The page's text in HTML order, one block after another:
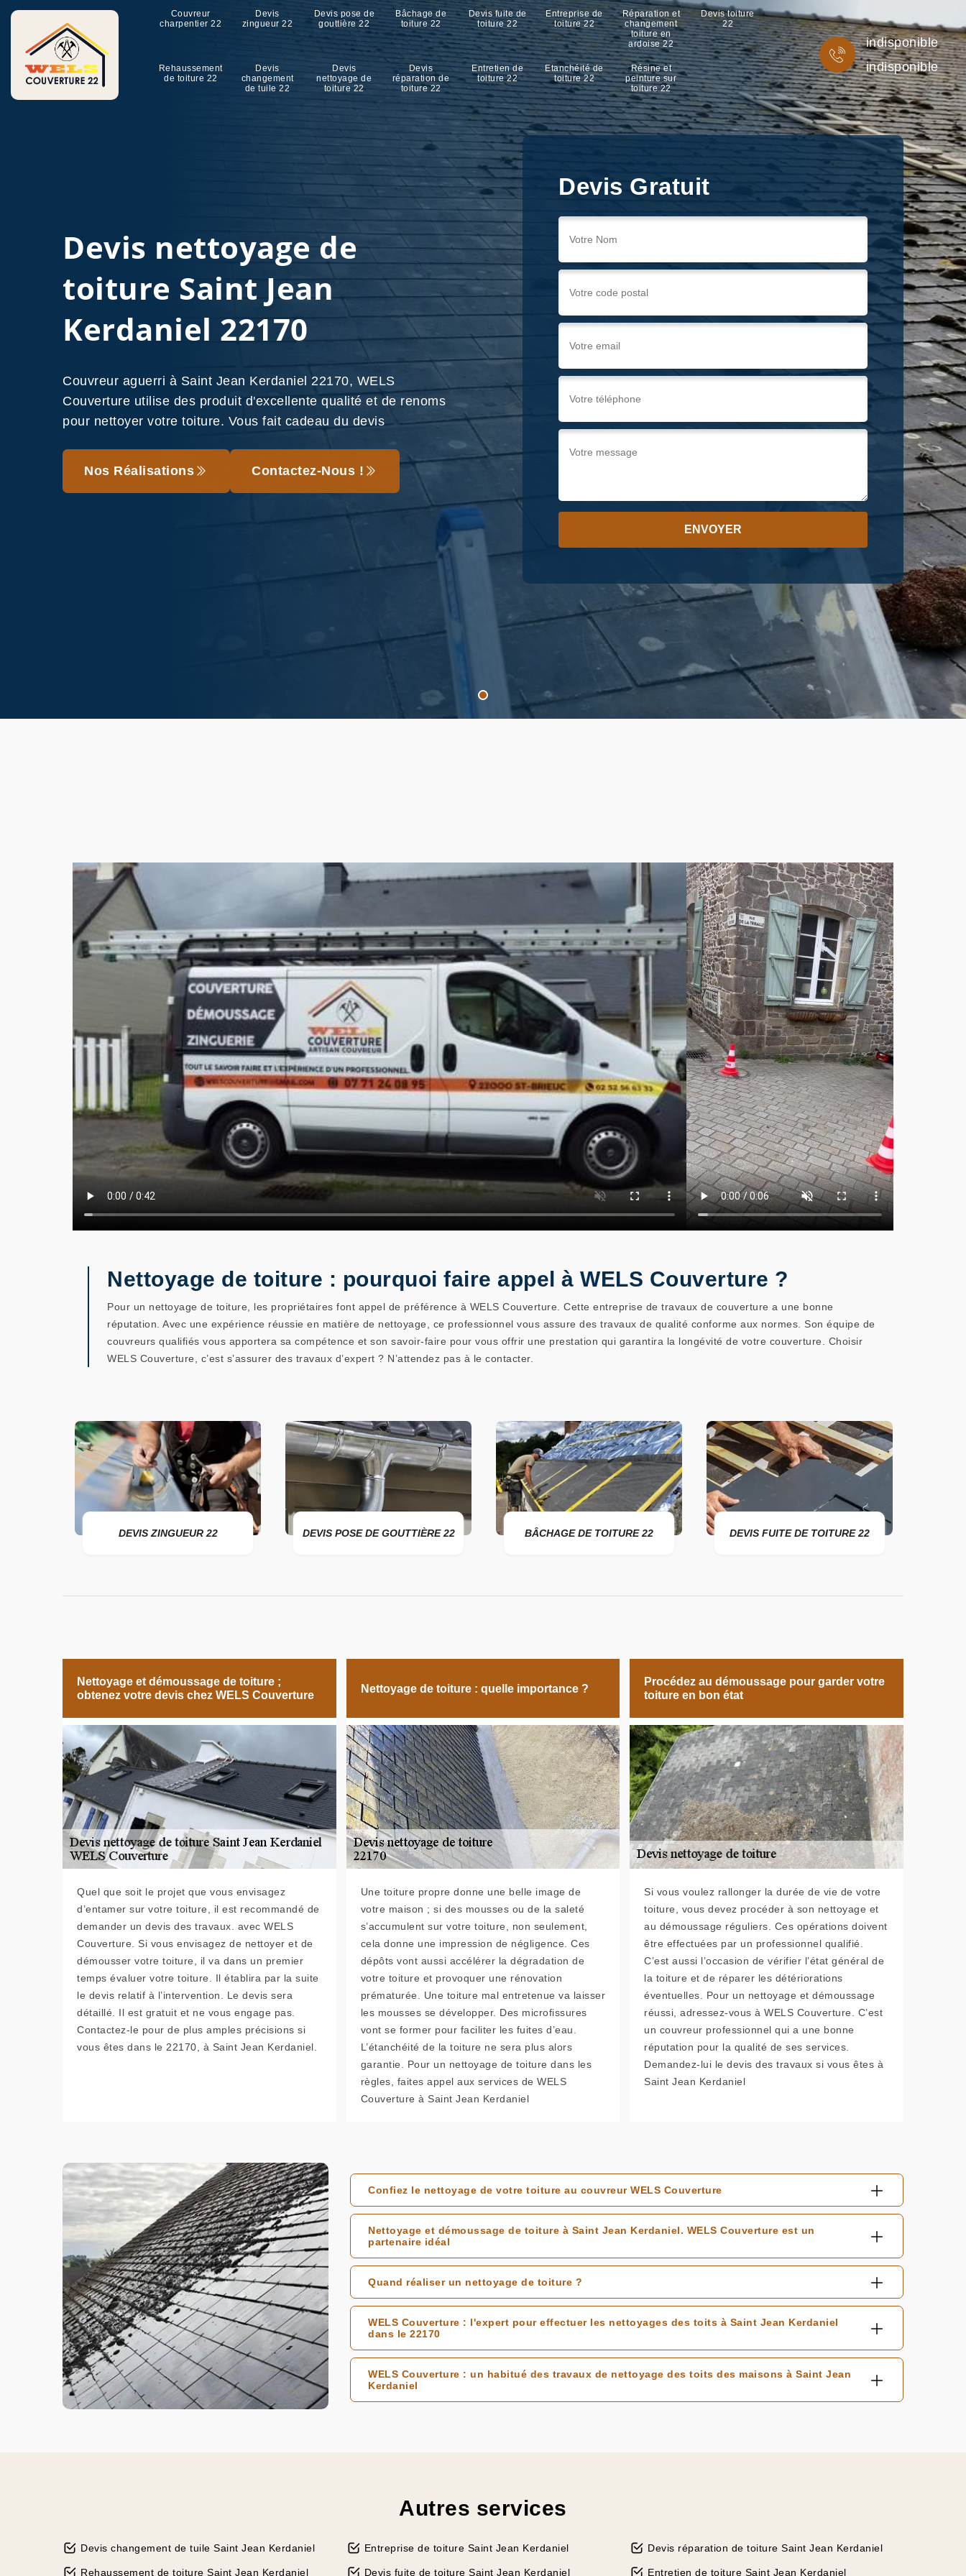
Couvreur
charpentier 22
Devis
zingueur 22
Devis pose de
gouttière 22
Bâchage de
toiture 22
Devis fuite de
toiture 22
Entreprise de
toiture 22
Réparation et
changement
toiture en
ardoise 22
Devis toiture
22
Rehaussement
de toiture 22
Devis
changement
de tuile 22
Devis
nettoyage de
toiture 22
Devis
réparation de
toiture 22
Entretien de
toiture 22
Etanchéité de
toiture 22
Résine et
peinture sur
toiture 22
indisponible
indisponible
Devis nettoyage de
toiture Saint Jean
Kerdaniel 22170
Couvreur aguerri à Saint Jean Kerdaniel 22170, WELS
Couverture utilise des produit d'excellente qualité et de renoms
pour nettoyer votre toiture. Vous fait cadeau du devis
Nos Réalisations Contactez-Nous !
Devis Gratuit
Nettoyage de toiture : pourquoi faire appel à WELS Couverture ?
Pour un nettoyage de toiture, les propriétaires font appel de préférence à WELS Couverture. Cette entreprise de travaux de couverture a une bonne
réputation. Avec une expérience réussie en matière de nettoyage, ce professionnel vous assure des travaux de qualité conforme aux normes. Son équipe de
couvreurs qualifiés vous apportera sa compétence et son savoir-faire pour vous offrir une prestation qui garantira la longévité de votre couverture. Choisir
WELS Couverture, c’est s’assurer des travaux d’expert ? N’attendez pas à le contacter.
DEVIS ZINGUEUR 22 DEVIS POSE DE GOUTTIÈRE 22 BÂCHAGE DE TOITURE 22 DEVIS FUITE DE TOITURE 22
Nettoyage et démoussage de toiture ;
obtenez votre devis chez WELS Couverture
Quel que soit le projet que vous envisagez
d’entamer sur votre toiture, il est recommandé de
demander un devis des travaux. avec WELS
Couverture. Si vous envisagez de nettoyer et de
démousser votre toiture, il va dans un premier
temps évaluer votre toiture. Il établira par la suite
le devis relatif à l’intervention. Le devis sera
détaillé. Il est gratuit et ne vous engage pas.
Contactez-le pour de plus amples précisions si
vous êtes dans le 22170, à Saint Jean Kerdaniel.
Nettoyage de toiture : quelle importance ?
Une toiture propre donne une belle image de
votre maison ; si des mousses ou de la saleté
s’accumulent sur votre toiture, non seulement,
cela donne une impression de négligence. Ces
dépôts vont aussi accélérer la dégradation de
votre toiture et provoquer une rénovation
prématurée. Une toiture mal entretenue va laisser
les mousses se développer. Des microfissures
vont se former pour faciliter les fuites d’eau.
L’étanchéité de la toiture ne sera plus alors
garantie. Pour un nettoyage de toiture dans les
règles, faites appel aux services de WELS
Couverture à Saint Jean Kerdaniel
Procédez au démoussage pour garder votre
toiture en bon état
Si vous voulez rallonger la durée de vie de votre
toiture, vous devez procéder à son nettoyage et
au démoussage réguliers. Ces opérations doivent
être effectuées par un professionnel qualifié.
C’est aussi l’occasion de vérifier l’état général de
la toiture et de réparer les détériorations
éventuelles. Pour un nettoyage et démoussage
réussi, adressez-vous à WELS Couverture. C’est
un couvreur professionnel qui a une bonne
réputation pour la qualité de ses services.
Demandez-lui le devis des travaux si vous êtes à
Saint Jean Kerdaniel
Confiez le nettoyage de votre toiture au couvreur WELS Couverture
Nettoyage et démoussage de toiture à Saint Jean Kerdaniel. WELS Couverture est un
partenaire idéal
Quand réaliser un nettoyage de toiture ?
WELS Couverture : l'expert pour effectuer les nettoyages des toits à Saint Jean Kerdaniel
dans le 22170
WELS Couverture : un habitué des travaux de nettoyage des toits des maisons à Saint Jean
Kerdaniel
Autres services
Devis changement de tuile Saint Jean Kerdaniel
Rehaussement de toiture Saint Jean Kerdaniel
Entreprise de toiture Saint Jean Kerdaniel
Devis fuite de toiture Saint Jean Kerdaniel
Devis réparation de toiture Saint Jean Kerdaniel
Entretien de toiture Saint Jean Kerdaniel